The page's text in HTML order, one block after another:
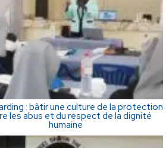
: bâtir une culture de la protection
les abus et du respect de la dignité
humaine